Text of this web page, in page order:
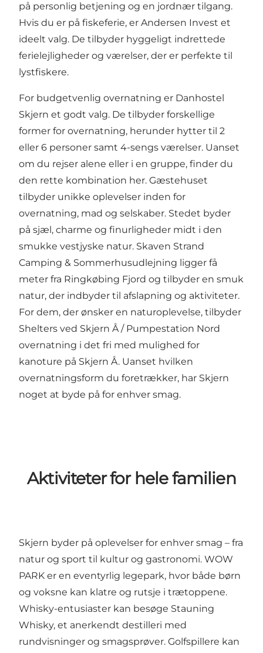
på personlig betjening og en jordnær tilgang.
Hvis du er på fiskeferie, er Andersen Invest et
ideelt valg. De tilbyder hyggeligt indrettede
ferielejligheder og værelser, der er perfekte til
lystfiskere.
For budgetvenlig overnatning er Danhostel
Skjern et godt valg. De tilbyder forskellige
former for overnatning, herunder hytter til 2
eller 6 personer samt 4-sengs værelser. Uanset
om du rejser alene eller i en gruppe, finder du
den rette kombination her. Gæstehuset
tilbyder unikke oplevelser inden for
overnatning, mad og selskaber. Stedet byder
på sjæl, charme og finurligheder midt i den
smukke vestjyske natur. Skaven Strand
Camping & Sommerhusudlejning ligger få
meter fra Ringkøbing Fjord og tilbyder en smuk
natur, der indbyder til afslapning og aktiviteter.
For dem, der ønsker en naturoplevelse, tilbyder
Shelters ved Skjern Å / Pumpestation Nord
overnatning i det fri med mulighed for
kanoture på Skjern Å. Uanset hvilken
overnatningsform du foretrækker, har Skjern
noget at byde på for enhver smag.
Aktiviteter for hele familien
Skjern byder på oplevelser for enhver smag – fra
natur og sport til kultur og gastronomi. WOW
PARK er en eventyrlig legepark, hvor både børn
og voksne kan klatre og rutsje i trætoppene.
Whisky-entusiaster kan besøge Stauning
Whisky, et anerkendt destilleri med
rundvisninger og smagsprøver. Golfspillere kan